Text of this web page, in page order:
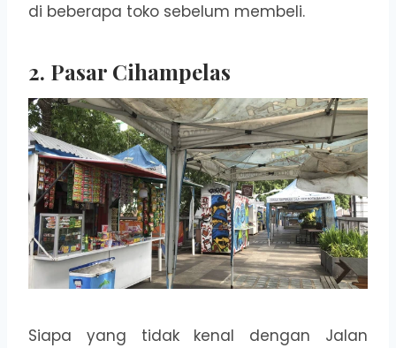
di beberapa toko sebelum membeli.
2. Pasar Cihampelas
Siapa yang tidak kenal dengan Jalan